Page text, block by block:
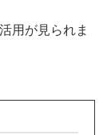
用が見られま